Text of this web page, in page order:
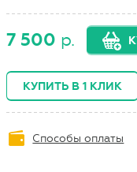
7 500 р.
КУПИТЬ В 1 КЛИК
Способы оплаты